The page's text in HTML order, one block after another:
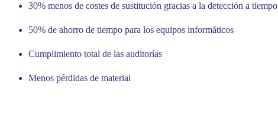
30% menos de costes de sustitución gracias a la detección a tiempo
50% de ahorro de tiempo para los equipos informáticos
Cumplimiento total de las auditorías
Menos pérdidas de material